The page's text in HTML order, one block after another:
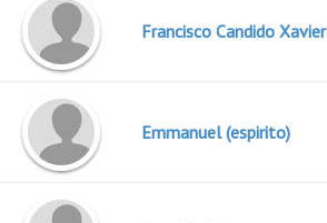
Francisco Candido Xavier
Emmanuel (espirito)